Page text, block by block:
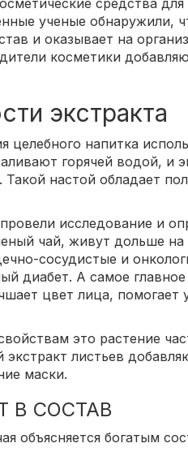
средства
ученые обнаружили,
и оказывает на
косметики
экстракта
целебного напитка
горячей водой, и
Такой настой обладает
исследование и
чай, живут дольше на
сосудистые и
диабет. А самое
цвет лица, помогает
это растение
листьев
маски.
В СОСТАВ
объясняется богатым